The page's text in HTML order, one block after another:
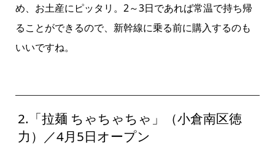
め、お土産にピッタリ。2～3日であれば常温で持ち帰
ることができるので、新幹線に乗る前に購入するのも
いいですね。
2.「拉麺 ちゃちゃちゃ」（小倉南区徳
力）／4月5日オープン